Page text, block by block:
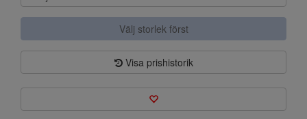
Välj storlek först
Visa prishistorik